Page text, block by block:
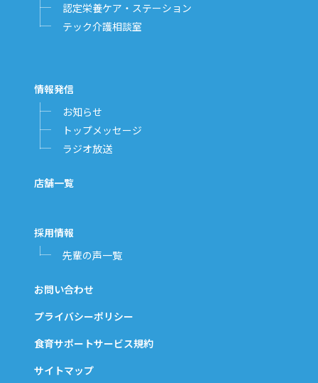
認定栄養ケア・ステーション
テック介護相談室
情報発信
お知らせ
トップメッセージ
ラジオ放送
店舗一覧
採用情報
先輩の声一覧
お問い合わせ
プライバシーポリシー
食育サポートサービス規約
サイトマップ